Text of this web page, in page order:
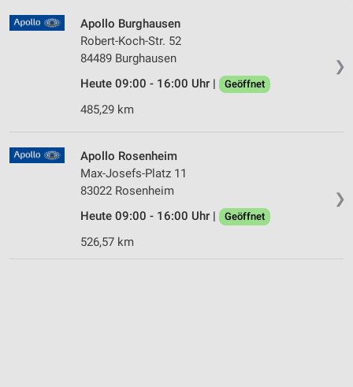
❯
Apollo Burghausen
Robert-Koch-Str. 52
84489 Burghausen
Heute 09:00 - 16:00 Uhr |
Geöffnet
485,29 km
❯
Apollo Rosenheim
Max-Josefs-Platz 11
83022 Rosenheim
Heute 09:00 - 16:00 Uhr |
Geöffnet
526,57 km